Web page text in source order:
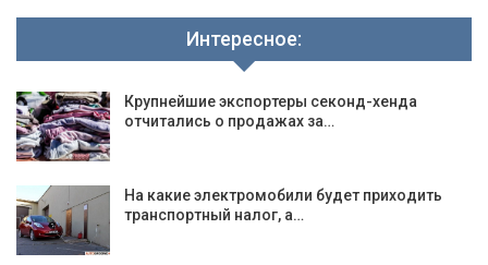
Интересное:
Крупнейшие экспортеры секонд-хенда
отчитались о продажах за…
На какие электромобили будет приходить
транспортный налог, а…